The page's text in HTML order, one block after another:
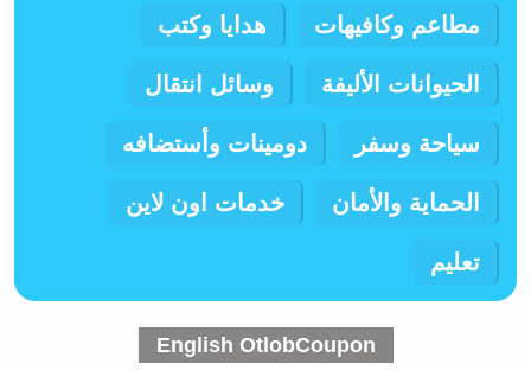
مطاعم وكافيهات هدايا وكتب
الحيوانات الأليفة وسائل انتقال
سياحة وسفر دومينات وأستضافه
الحماية والأمان خدمات اون لاين
تعليم
English OtlobCoupon